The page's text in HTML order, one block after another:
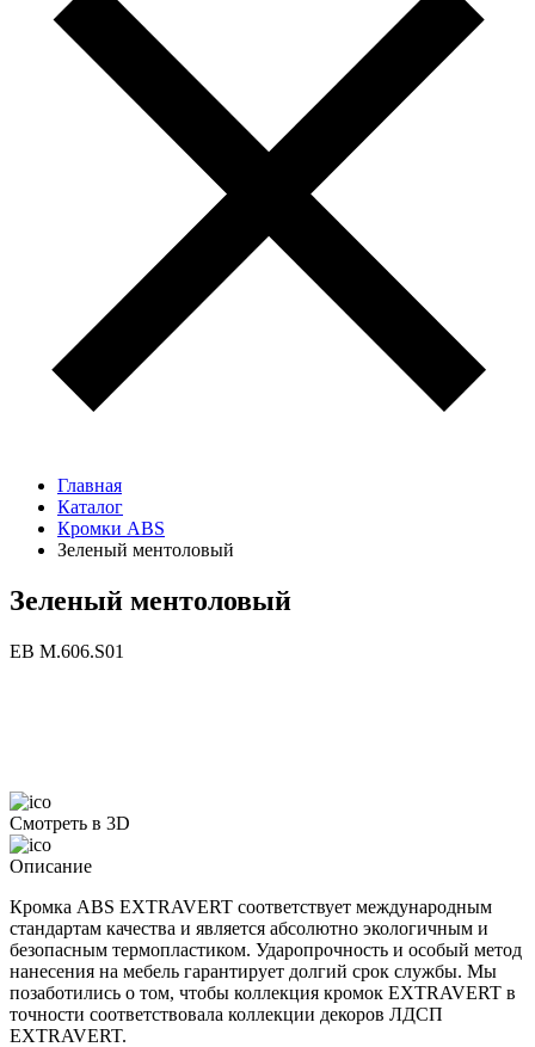
Главная
Каталог
Кромки ABS
Зеленый ментоловый
Зеленый ментоловый
ЕВ M.606.S01
Смотреть в 3D
Описание
Кромка ABS EXTRAVERT соответствует международным
стандартам качества и является абсолютно экологичным и
безопасным термопластиком. Ударопрочность и особый метод
нанесения на мебель гарантирует долгий срок службы. Мы
позаботились о том, чтобы коллекция кромок EXTRAVERT в
точности соответствовала коллекции декоров ЛДСП
EXTRAVERT.